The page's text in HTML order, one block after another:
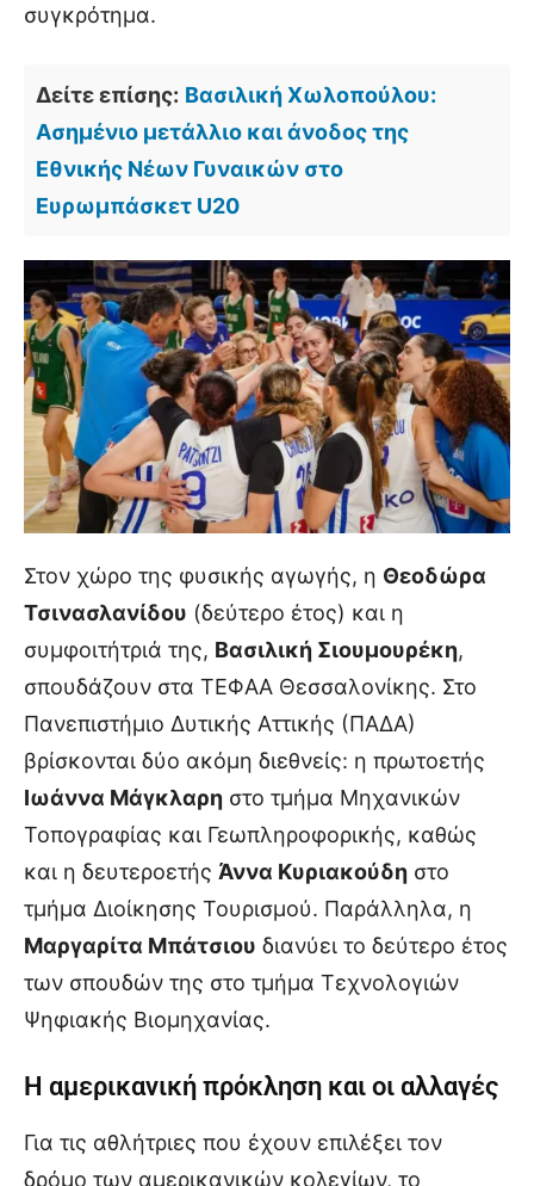
συγκρότημα.
Δείτε επίσης: Βασιλική Χωλοπούλου:
Ασημένιο μετάλλιο και άνοδος της
Εθνικής Νέων Γυναικών στο
Ευρωμπάσκετ U20
Στον χώρο της φυσικής αγωγής, η Θεοδώρα
Τσινασλανίδου (δεύτερο έτος) και η
συμφοιτήτριά της, Βασιλική Σιουμουρέκη,
σπουδάζουν στα ΤΕΦΑΑ Θεσσαλονίκης. Στο
Πανεπιστήμιο Δυτικής Αττικής (ΠΑΔΑ)
βρίσκονται δύο ακόμη διεθνείς: η πρωτοετής
Ιωάννα Μάγκλαρη στο τμήμα Μηχανικών
Τοπογραφίας και Γεωπληροφορικής, καθώς
και η δευτεροετής Άννα Κυριακούδη στο
τμήμα Διοίκησης Τουρισμού. Παράλληλα, η
Μαργαρίτα Μπάτσιου διανύει το δεύτερο έτος
των σπουδών της στο τμήμα Τεχνολογιών
Ψηφιακής Βιομηχανίας.
Η αμερικανική πρόκληση και οι αλλαγές
Για τις αθλήτριες που έχουν επιλέξει τον
δρόμο των αμερικανικών κολεγίων, το